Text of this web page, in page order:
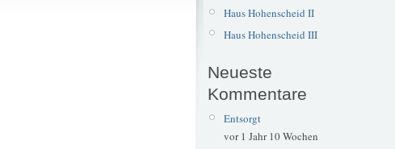
Haus Hohenscheid II
Haus Hohenscheid III
Neueste
Kommentare
Entsorgt
vor 1 Jahr 10 Wochen